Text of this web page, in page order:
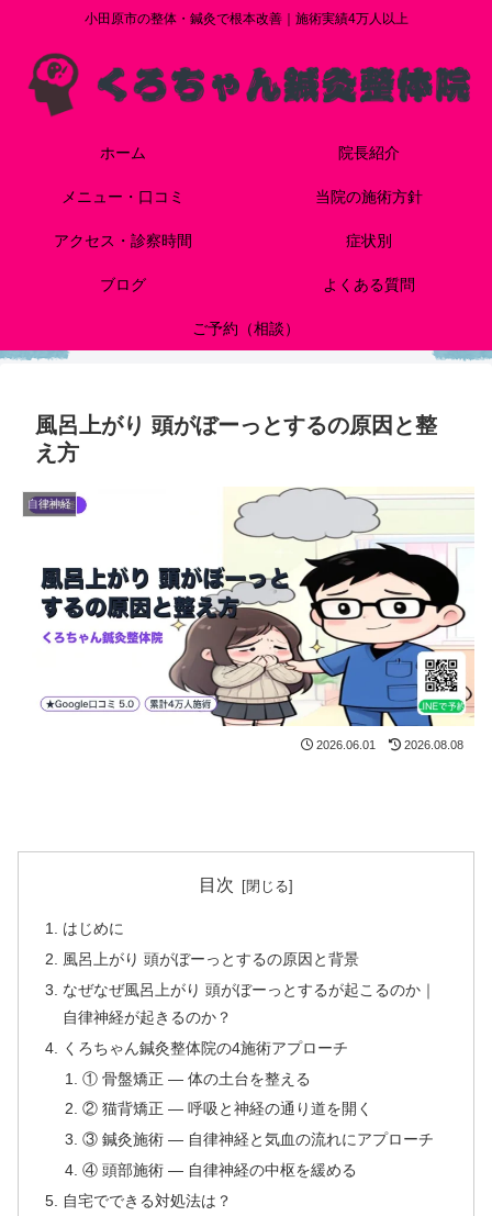
小田原市の整体・鍼灸で根本改善｜施術実績4万人以上
ホーム 院長紹介
メニュー・口コミ 当院の施術方針
アクセス・診察時間 症状別
ブログ よくある質問
ご予約（相談）
風呂上がり 頭がぼーっとするの原因と整
え方
自律神経
2026.06.01 2026.08.08
目次
はじめに
風呂上がり 頭がぼーっとするの原因と背景
なぜなぜ風呂上がり 頭がぼーっとするが起こるのか｜
自律神経が起きるのか？
くろちゃん鍼灸整体院の4施術アプローチ
① 骨盤矯正 — 体の土台を整える
② 猫背矯正 — 呼吸と神経の通り道を開く
③ 鍼灸施術 — 自律神経と気血の流れにアプローチ
④ 頭部施術 — 自律神経の中枢を緩める
自宅でできる対処法は？